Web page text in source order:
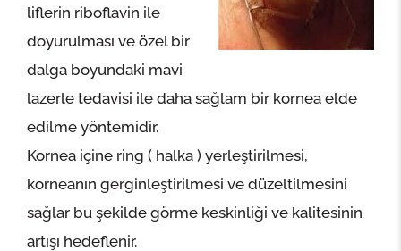
liflerin riboflavin ile
doyurulması ve özel bir
dalga boyundaki mavi
lazerle tedavisi ile daha sağlam bir kornea elde
edilme yöntemidir.
Kornea içine ring ( halka ) yerleştirilmesi,
korneanın gerginleştirilmesi ve düzeltilmesini
sağlar bu şekilde görme keskinliği ve kalitesinin
artışı hedeflenir.